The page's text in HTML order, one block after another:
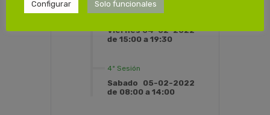
3ª Sesión
Viernes 04-02-2022
de 15:00 a 19:30
4ª Sesión
Sabado 05-02-2022
de 08:00 a 14:00
Configurar Solo funcionales